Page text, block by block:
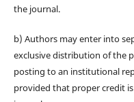
the journal.
b) Authors may enter into
exclusive distribution of the
posting to an institutional
provided that proper credit